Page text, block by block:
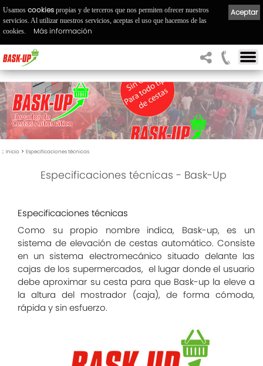
:: Inicio > Especificaciones técnicas
Especificaciones técnicas - Bask-Up
Especificaciones técnicas
Como su propio nombre indica, Bask-up, es un
sistema de elevación de cestas automático. Consiste
en un sistema electromecánico situado delante las
cajas de los supermercados, el lugar donde el usuario
debe aproximar su cesta para que Bask-up la eleve a
la altura del mostrador (caja), de forma cómoda,
rápida y sin esfuerzo.
Aceptar
Usamos cookies propias y de terceros que nos permiten ofrecer nuestros
servicios. Al utilizar nuestros servicios, aceptas el uso que hacemos de las
cookies.
Más información